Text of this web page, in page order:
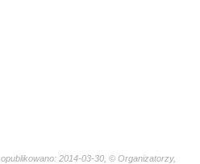
opublikowano: 2014-03-30, © Organizatorzy,